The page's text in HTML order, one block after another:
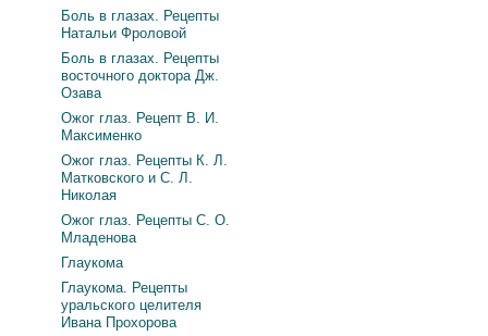
Боль в глазах. Рецепты
Натальи Фроловой
Боль в глазах. Рецепты
восточного доктора Дж.
Озава
Ожог глаз. Рецепт В. И.
Максименко
Ожог глаз. Рецепты К. Л.
Матковского и С. Л.
Николая
Ожог глаз. Рецепты С. О.
Младенова
Глаукома
Глаукома. Рецепты
уральского целителя
Ивана Прохорова